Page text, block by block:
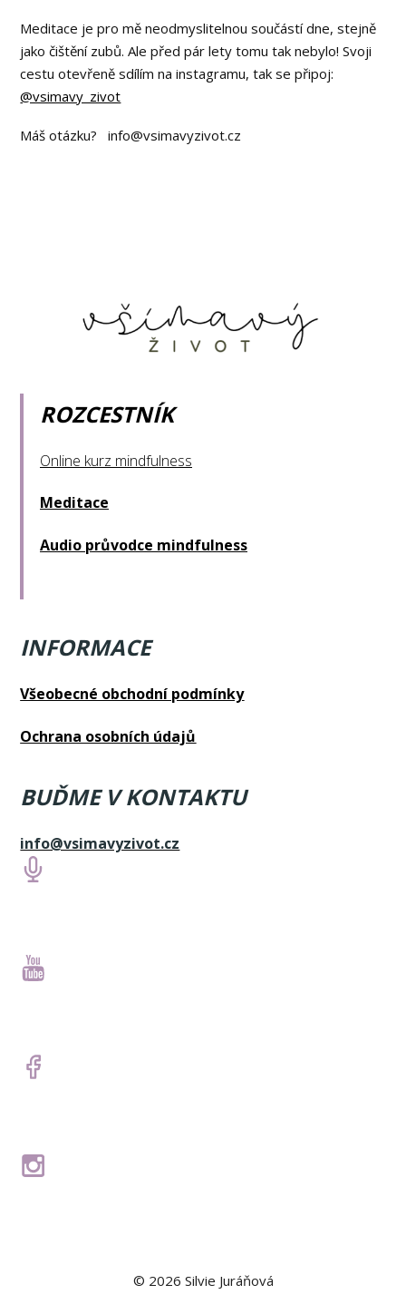
Meditace je pro mě neodmyslitelnou součástí dne, stejně
jako čištění zubů. Ale před pár lety tomu tak nebylo! Svoji
cestu otevřeně sdílím na instagramu, tak se připoj:
@vsimavy_zivot
Máš otázku? info@vsimavyzivot.cz
ROZCESTNÍK
Online kurz mindfulness
Meditace
Audio průvodce mindfulness
INFORMACE
Všeobecné obchodní podmínky
Ochrana osobních údajů
BUĎME V KONTAKTU
info@vsimavyzivot.cz
© 2026 Silvie Juráňová